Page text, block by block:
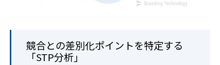
競合との差別化ポイントを特定する
「STP分析」